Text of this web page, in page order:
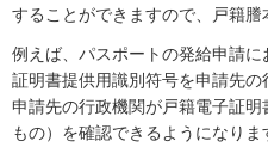
することができますので、戸籍謄
例えば、パスポートの発給申請
証明書提供用識別符号を申請先の
申請先の行政機関が戸籍電子証
もの）を確認できるようになり